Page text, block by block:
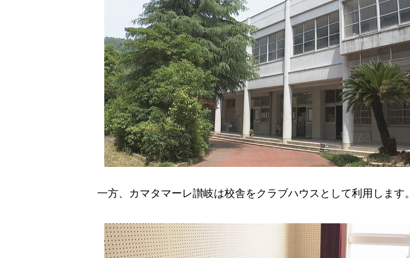
一方、カマタマーレ讃岐は校舎をクラブハウスとして利用します。